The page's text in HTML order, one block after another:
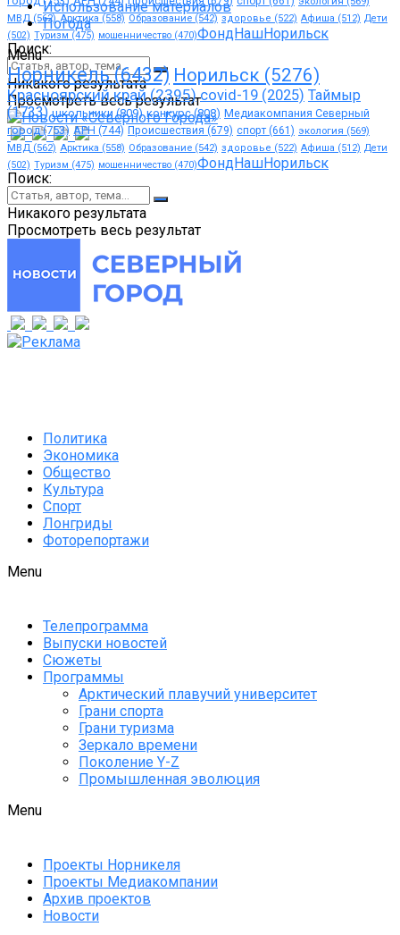
МВД (562) Арктика (558) Образование (542) здоровье (522) Афиша (512) Дети
(502) Туризм (475) мошенничество (470)ФондНашНорильск
Поиск:
Никакого результата
Просмотреть весь результат
Использование материалов
Погода
Menu
Норникель(6432) Норильск (5276)
Красноярский край(2395) covid-19 (2025) Таймыр
(1733) школьники (809) конкурс(808) Медиакомпания Северный
город(753) АРН (744) Происшествия (679) спорт (661) экология (569)
МВД (562) Арктика (558) Образование (542) здоровье (522) Афиша (512) Дети
(502) Туризм (475) мошенничество (470)ФондНашНорильск
Поиск:
Никакого результата
Просмотреть весь результат
Политика
Экономика
Общество
Культура
Спорт
Лонгриды
Фоторепортажи
Menu
Телепрограмма
Выпуски новостей
Сюжеты
Программы
Арктический плавучий университет
Грани спорта
Грани туризма
Зеркало времени
Поколение Y-Z
Промышленная эволюция
Menu
Проекты Норникеля
Проекты Медиакомпании
Архив проектов
Новости